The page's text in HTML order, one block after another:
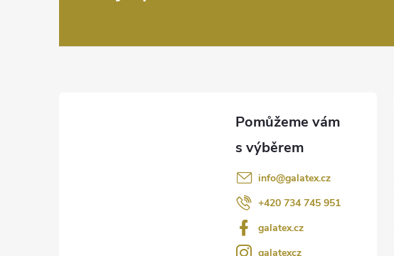
info@galatex.cz
+420 734 745 951
galatex.cz
galatexcz